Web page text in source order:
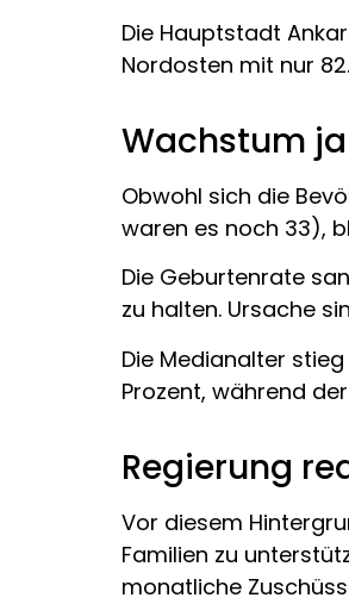
Die Hauptstadt
Nordosten mit nur
Wachstum
Obwohl sich die
waren es noch 33),
Die Geburtenrate
zu halten. Ursache
Die Medianalter
Prozent, während
Regierung
Vor diesem
Familien zu
monatliche